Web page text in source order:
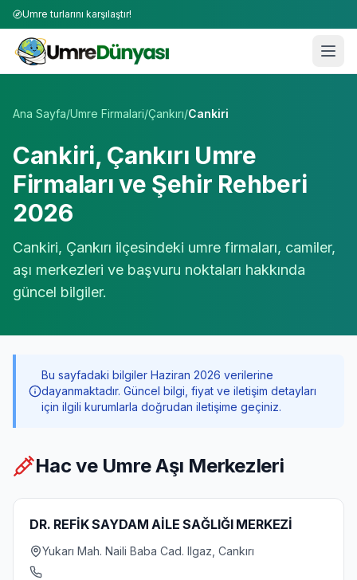
Umre turlarını karşılaştır!
Ana Sayfa/Umre Firmalari/Çankırı/Cankiri
Cankiri, Çankırı Umre
Firmaları ve Şehir Rehberi
2026
Cankiri, Çankırı ilçesindeki umre firmaları, camiler,
aşı merkezleri ve başvuru noktaları hakkında
güncel bilgiler.
Bu sayfadaki bilgiler Haziran 2026 verilerine
dayanmaktadır. Güncel bilgi, fiyat ve iletişim detayları
için ilgili kurumlarla doğrudan iletişime geçiniz.
Hac ve Umre Aşı Merkezleri
DR. REFİK SAYDAM AİLE SAĞLIĞI MERKEZİ
Yukarı Mah. Naili Baba Cad. Ilgaz, Cankırı